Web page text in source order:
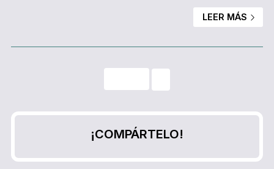
tres meses, se pueden apreciar los efectos y no es
Otra de sus características más destacadas es que no es
LEER MÁS
¡COMPÁRTELO!